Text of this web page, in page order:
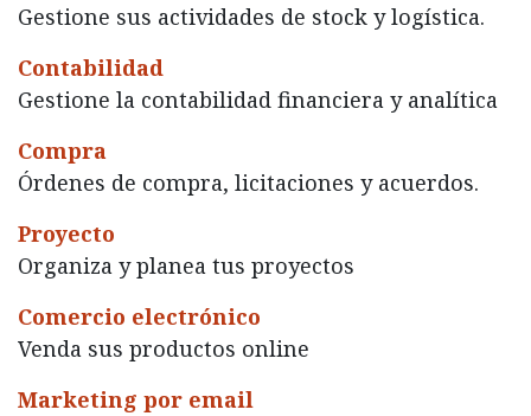
Gestione sus actividades de stock y logística.
Contabilidad
Gestione la contabilidad financiera y analítica
Compra
Órdenes de compra, licitaciones y acuerdos.
Proyecto
Organiza y planea tus proyectos
Comercio electrónico
Venda sus productos online
Marketing por email